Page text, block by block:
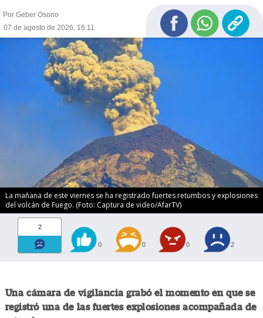
Por Geber Osorio
07 de agosto de 2026, 16:11
La mañana de este viernes se ha registrado fuertes retumbos y explosiones
del volcán de Fuego. (Foto: Captura de video/AfarTV)
2
0 0 0 2
Una cámara de vigilancia grabó el momento en que se
registró una de las fuertes explosiones acompañada de